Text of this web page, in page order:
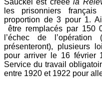
les prisonniers
proportion de 3 pour 1.
être remplacés par 150
l’échec de
présenteront), plusieurs
pour arriver le 16 février
Service du travail
entre 1920 et 1922 pour